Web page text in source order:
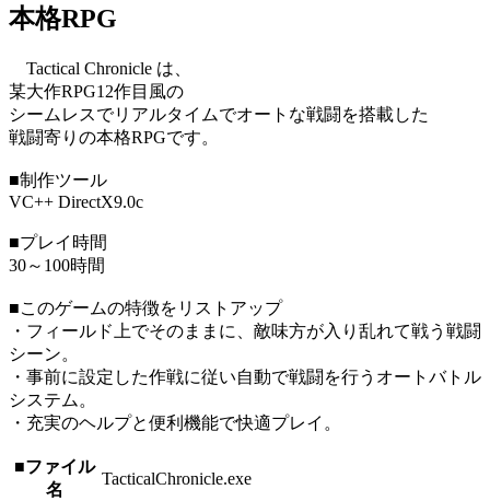
本格RPG
Tactical Chronicle は、
某大作RPG12作目風の
シームレスでリアルタイムでオートな戦闘を搭載した
戦闘寄りの本格RPGです。
■制作ツール
VC++ DirectX9.0c
■プレイ時間
30～100時間
■このゲームの特徴をリストアップ
・フィールド上でそのままに、敵味方が入り乱れて戦う戦闘
シーン。
・事前に設定した作戦に従い自動で戦闘を行うオートバトル
システム。
・充実のヘルプと便利機能で快適プレイ。
■ファイル
名
TacticalChronicle.exe